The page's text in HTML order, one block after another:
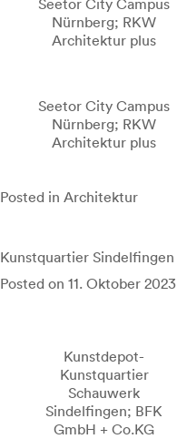
Nürnberg; RKW
Architektur plus
Seetor City Campus
Nürnberg; RKW
Architektur plus
Posted in Architektur
Kunstquartier Sindelfingen
Posted on 11. Oktober 2023
Kunstdepot-
Kunstquartier
Schauwerk
Sindelfingen; BFK
GmbH + Co.KG